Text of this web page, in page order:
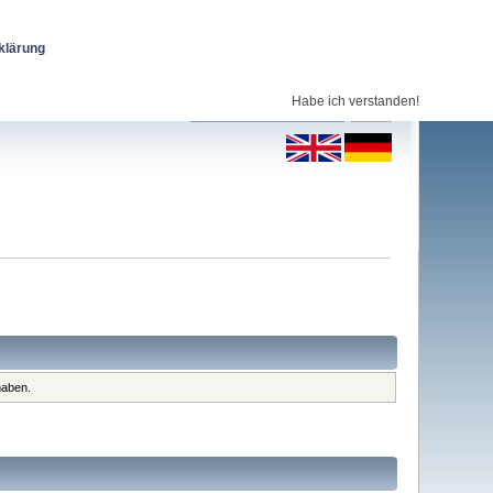
Habe ich verstanden!